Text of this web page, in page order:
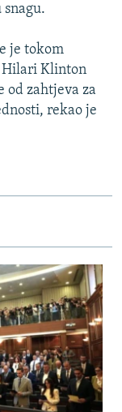
je tokom
Hilari Klinton
od zahtjeva za
rekao je